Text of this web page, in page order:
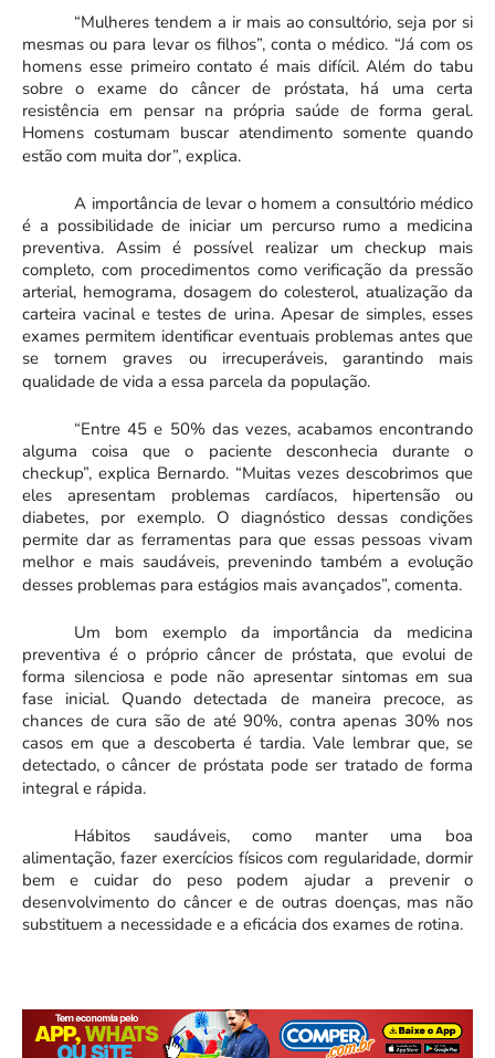
“Mulheres tendem a ir mais ao consultório, seja por si
mesmas ou para levar os filhos”, conta o médico. “Já com os
homens esse primeiro contato é mais difícil. Além do tabu
sobre o exame do câncer de próstata, há uma certa
resistência em pensar na própria saúde de forma geral.
Homens costumam buscar atendimento somente quando
estão com muita dor”, explica.
A importância de levar o homem a consultório médico
é a possibilidade de iniciar um percurso rumo a medicina
preventiva. Assim é possível realizar um checkup mais
completo, com procedimentos como verificação da pressão
arterial, hemograma, dosagem do colesterol, atualização da
carteira vacinal e testes de urina. Apesar de simples, esses
exames permitem identificar eventuais problemas antes que
se tornem graves ou irrecuperáveis, garantindo mais
qualidade de vida a essa parcela da população.
“Entre 45 e 50% das vezes, acabamos encontrando
alguma coisa que o paciente desconhecia durante o
checkup”, explica Bernardo. “Muitas vezes descobrimos que
eles apresentam problemas cardíacos, hipertensão ou
diabetes, por exemplo. O diagnóstico dessas condições
permite dar as ferramentas para que essas pessoas vivam
melhor e mais saudáveis, prevenindo também a evolução
desses problemas para estágios mais avançados”, comenta.
Um bom exemplo da importância da medicina
preventiva é o próprio câncer de próstata, que evolui de
forma silenciosa e pode não apresentar sintomas em sua
fase inicial. Quando detectada de maneira precoce, as
chances de cura são de até 90%, contra apenas 30% nos
casos em que a descoberta é tardia. Vale lembrar que, se
detectado, o câncer de próstata pode ser tratado de forma
integral e rápida.
Hábitos saudáveis, como manter uma boa
alimentação, fazer exercícios físicos com regularidade, dormir
bem e cuidar do peso podem ajudar a prevenir o
desenvolvimento do câncer e de outras doenças, mas não
substituem a necessidade e a eficácia dos exames de rotina.